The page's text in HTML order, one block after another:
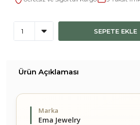
SEPETE EKLE
Ürün Açıklaması
Marka
Ema Jewelry